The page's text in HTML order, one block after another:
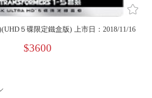
󰄔
５碟限定鐵盒版) 上市日：2018/11/16
$3600